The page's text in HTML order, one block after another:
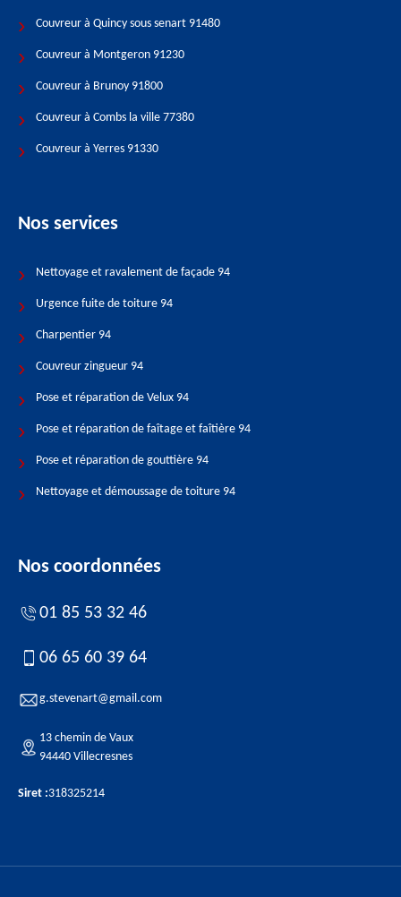
Couvreur à Quincy sous senart 91480
Couvreur à Montgeron 91230
Couvreur à Brunoy 91800
Couvreur à Combs la ville 77380
Couvreur à Yerres 91330
Nos services
Nettoyage et ravalement de façade 94
Urgence fuite de toiture 94
Charpentier 94
Couvreur zingueur 94
Pose et réparation de Velux 94
Pose et réparation de faîtage et faîtière 94
Pose et réparation de gouttière 94
Nettoyage et démoussage de toiture 94
Nos coordonnées
01 85 53 32 46
06 65 60 39 64
g.stevenart@gmail.com
13 chemin de Vaux
94440 Villecresnes
Siret :318325214